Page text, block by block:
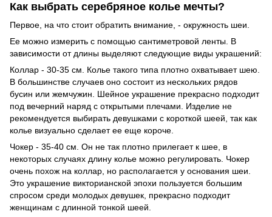
Как выбрать серебряное колье мечты?
Первое, на что стоит обратить внимание, - окружность шеи.
Ее можно измерить с помощью сантиметровой ленты. В
зависимости от длины выделяют следующие виды украшений:
Коллар - 30-35 см. Колье такого типа плотно охватывает шею.
В большинстве случаев оно состоит из нескольких рядов
бусин или жемчужин. Шейное украшение прекрасно подходит
под вечерний наряд с открытыми плечами. Изделие не
рекомендуется выбирать девушками с короткой шеей, так как
колье визуально сделает ее еще короче.
Чокер - 35-40 см. Он не так плотно прилегает к шее, в
некоторых случаях длину колье можно регулировать. Чокер
очень похож на коллар, но располагается у основания шеи.
Это украшение викторианской эпохи пользуется большим
спросом среди молодых девушек, прекрасно подходит
женщинам с длинной тонкой шеей.